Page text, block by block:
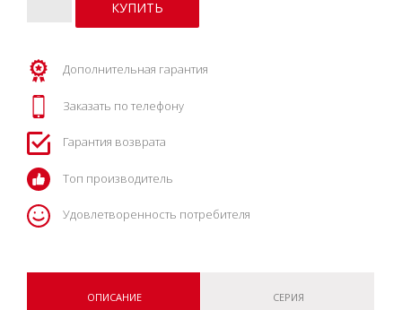
Дополнительная гарантия
Заказать по телефону
Гарантия возврата
Топ производитель
Удовлетворенность потребителя
ОПИСАНИЕ СЕРИЯ